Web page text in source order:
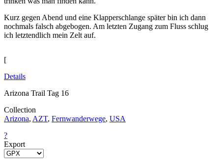
Kurz gegen Abend und eine Klapperschlange später bin ich dann
nochmals falsch abgebogen. Am letzten Zugang zum Fluss schlug
ich letztendlich mein Zelt auf.
[
Details
Arizona Trail Tag 16
Collection
Arizona, AZT, Fernwanderwege, USA
?
Export